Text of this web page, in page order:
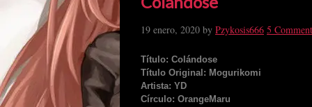
19 enero, 2020 by Pzykosis666 5
Título: Colándose
Título Original: Mogurikomi
Artista: YD
Círculo: OrangeMaru